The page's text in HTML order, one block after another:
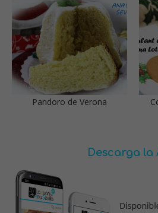
Pandoro de Verona
Descarga la